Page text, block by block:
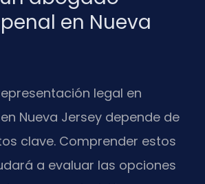
en Nueva
legal en
Nueva Jersey depende de
clave. Comprender estos
a evaluar las opciones